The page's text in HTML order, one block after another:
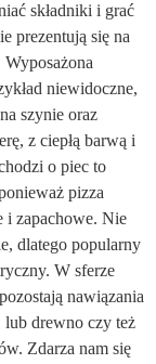
składniki i grać
prezentują się na
niewidoczne,
szynie oraz
z ciepłą barwą i
o piec to
pizza
i zapachowe. Nie
dlatego popularny
W sferze
nawiązania
lub drewno czy też
Zdarza nam się